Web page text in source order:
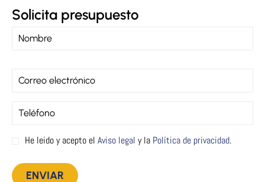
Solicita presupuesto
He leido y acepto el Aviso legal y la Política de privacidad.